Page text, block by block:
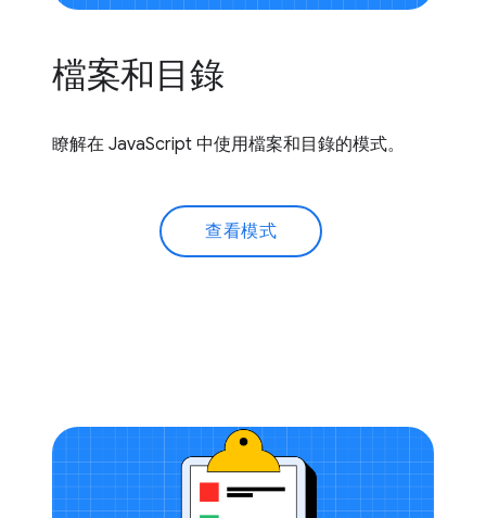
檔案和目錄
瞭解在 JavaScript 中使用檔案和目錄的模式。
查看模式